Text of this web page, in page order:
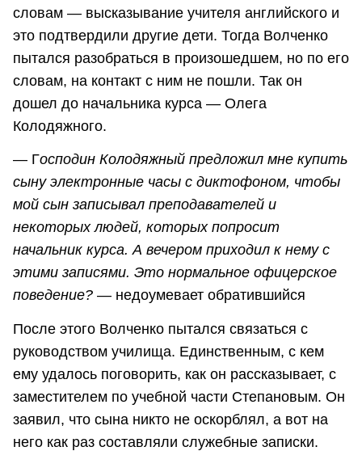
словам ― высказывание учителя английского и
это подтвердили другие дети. Тогда Волченко
пытался разобраться в произошедшем, но по его
словам, на контакт с ним не пошли. Так он
дошел до начальника курса ― Олега
Колодяжного.
― Господин Колодяжный предложил мне купить
сыну электронные часы с диктофоном, чтобы
мой сын записывал преподавателей и
некоторых людей, которых попросит
начальник курса. А вечером приходил к нему с
этими записями. Это нормальное офицерское
поведение? ― недоумевает обратившийся
После этого Волченко пытался связаться с
руководством училища. Единственным, с кем
ему удалось поговорить, как он рассказывает, с
заместителем по учебной части Степановым. Он
заявил, что сына никто не оскорблял, а вот на
него как раз составляли служебные записки.